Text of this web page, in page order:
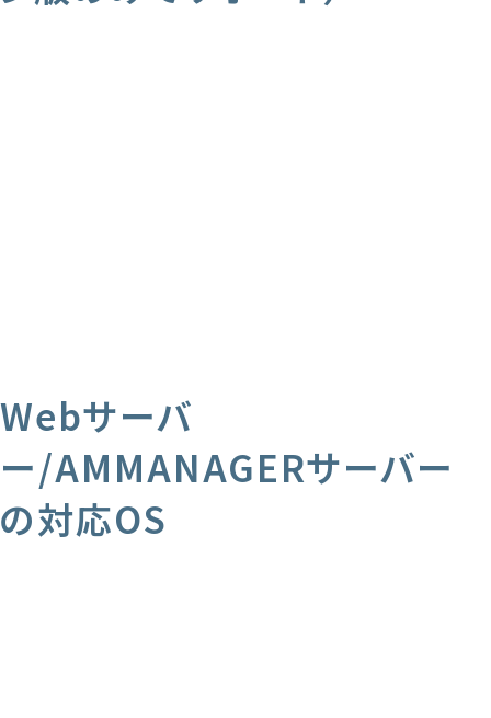
Webサーバ
ー/AMMANAGERサーバー
の対応OS